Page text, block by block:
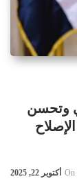
وتحسن
On أكتوبر 22, 2025